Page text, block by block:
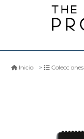
Inicio Colecciones